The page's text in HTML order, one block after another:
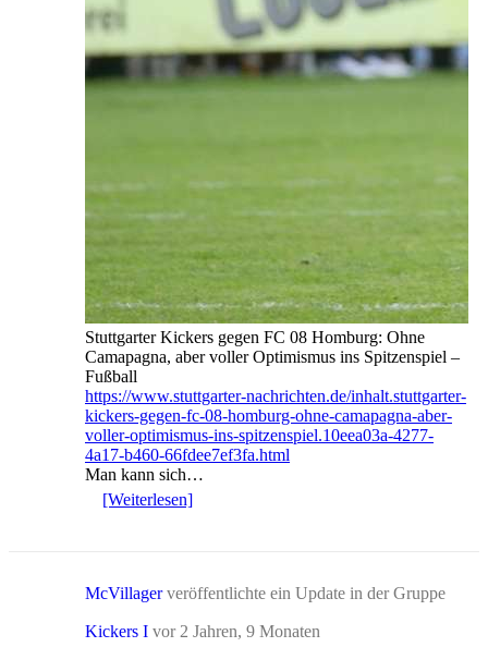
Stuttgarter Kickers gegen FC 08 Homburg: Ohne
Camapagna, aber voller Optimismus ins Spitzenspiel –
Fußball
https://www.stuttgarter-nachrichten.de/inhalt.stuttgarter-
kickers-gegen-fc-08-homburg-ohne-camapagna-aber-
voller-optimismus-ins-spitzenspiel.10eea03a-4277-
4a17-b460-66fdee7ef3fa.html
Man kann sich…
[Weiterlesen]
McVillagerveröffentlichte ein Update in der Gruppe
Kickers I vor 2 Jahren, 9 Monaten